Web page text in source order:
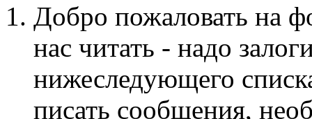
Добро пожаловать на
нас читать - надо
нижеследующего
писать сообщения,